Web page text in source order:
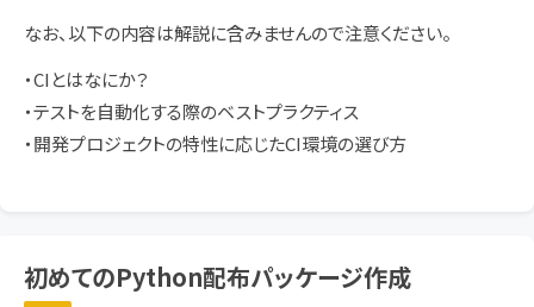
なお、以下の内容は解説に含みませんので注意ください。
・CIとはなにか？
・テストを自動化する際のベストプラクティス
・開発プロジェクトの特性に応じたCI環境の選び方
初めてのPython配布パッケージ作成